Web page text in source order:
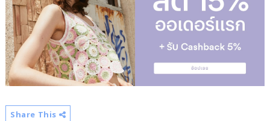
Share This